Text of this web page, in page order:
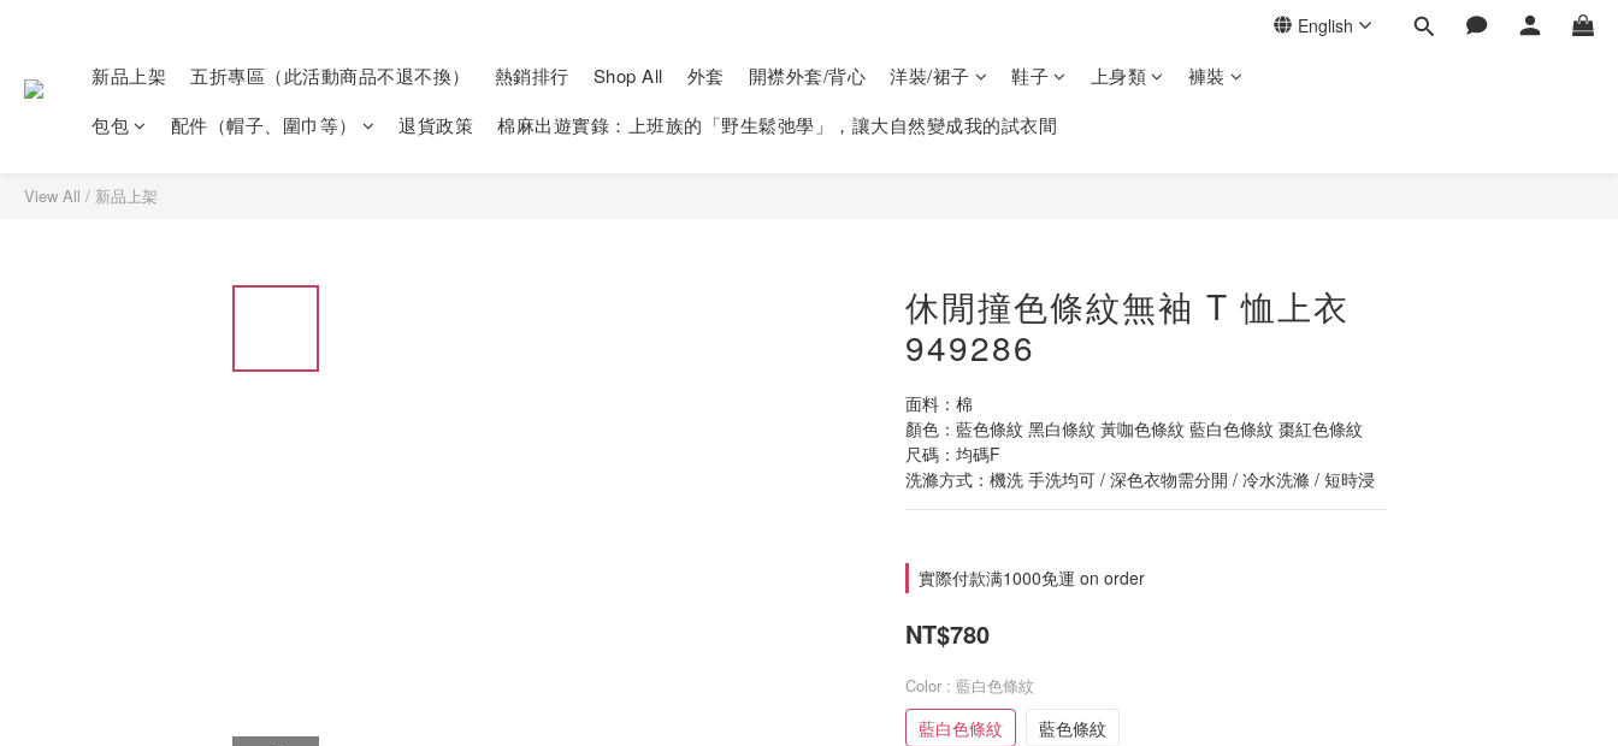
English
新品上架 五折專區（此活動商品不退不換） 熱銷排行 Shop All 外套 開襟外套/背心 洋裝/裙子 鞋子 上身類
褲裝
包包
配件（帽子、圍巾等） 退貨政策 棉麻出遊實錄：上班族的「野生鬆弛學」，讓大自然變成我的試衣間
View All / 新品上架
休閒撞色條紋無袖 T 恤上衣
949286
面料：棉
顏色：藍色條紋 黑白條紋 黃咖色條紋 藍白色條紋 棗紅色條紋
尺碼：均碼F
洗滌方式：機洗 手洗均可 / 深色衣物需分開 / 冷水洗滌 / 短時浸
實際付款满1000免運 on order
NT$780
Color : 藍白色條紋
藍白色條紋 藍色條紋